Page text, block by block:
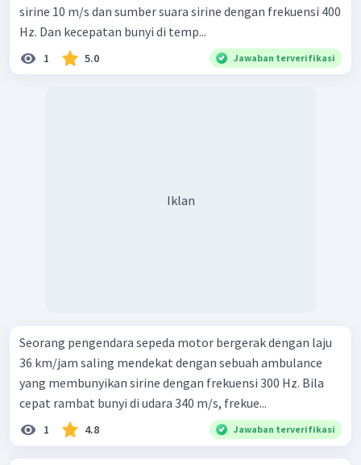
sirine 10 m/s dan sumber suara sirine dengan frekuensi 400
Hz. Dan kecepatan bunyi di temp...
1 5.0 Jawaban terverifikasi
Iklan
Seorang pengendara sepeda motor bergerak dengan laju
36 km/jam saling mendekat dengan sebuah ambulance
yang membunyikan sirine dengan frekuensi 300 Hz. Bila
cepat rambat bunyi di udara 340 m/s, frekue...
1 4.8 Jawaban terverifikasi